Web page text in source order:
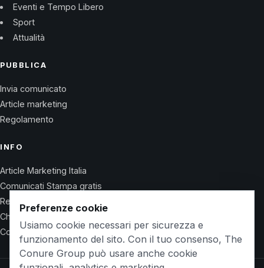
Eventi e Tempo Libero
Sport
Attualità
PUBBLICA
Invia comunicato
Article marketing
Regolamento
INFO
Article Marketing Italia
Comunicati Stampa gratis
Regolamento
Chi Siamo
Contatti
Preferenze cookie
Usiamo cookie necessari per sicurezza e
funzionamento del sito. Con il tuo consenso, The
Conure Group può usare anche cookie